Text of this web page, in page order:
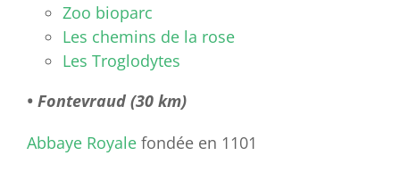
Zoo bioparc
Les chemins de la rose
Les Troglodytes
• Fontevraud (30 km)
Abbaye Royale fondée en 1101